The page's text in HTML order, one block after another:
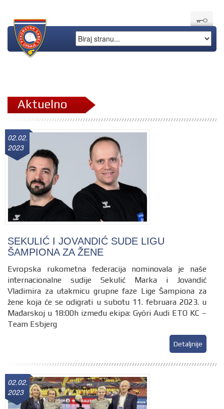
Aktuelno
02.02.
2023
SEKULIĆ I JOVANDIĆ SUDE LIGU
ŠAMPIONA ZA ŽENE
Evropska rukometna federacija nominovala je naše
internacionalne sudije Sekulić Marka i Jovandić
Vladimira za utakmicu grupne faze Lige Šampiona za
žene koja će se odigrati u subotu 11. februara 2023. u
Mađarskoj u 18:00h između ekipa: Györi Audi ETO KC –
Team Esbjerg
Detaljnije
02.02.
2023